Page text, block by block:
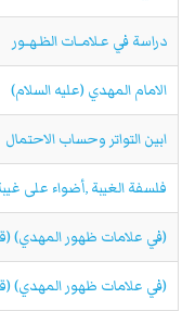
دراسة في عـلامــات الظـهــور
الامام المهدي (علیه السلام)
ابين التواتر وحساب الاحتمال
فلسفة الغيبة ,أضواء على
(في علامات ظهور المهدي)
(في علامات ظهور المهدي)